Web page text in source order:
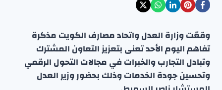
وقعّت وزارة العدل واتحاد مصارف الكويت مذكرة
تفاهم اليوم الأحد تعنى بتعزيز التعاون المشترك
وتبادل التجارب والخبرات في مجالات التحول الرقمي
وتحسين جودة الخدمات وذلك بحضور وزير العدل